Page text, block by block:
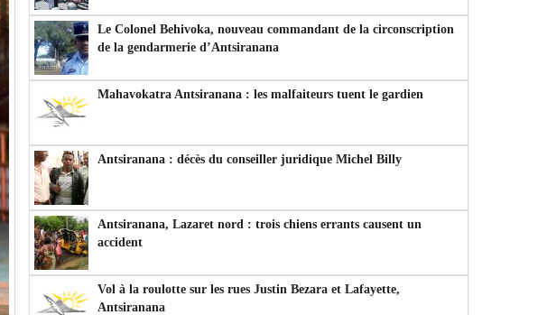
Le Colonel Behivoka, nouveau commandant de la circonscription
de la gendarmerie d’Antsiranana
Mahavokatra Antsiranana : les malfaiteurs tuent le gardien
Antsiranana : décès du conseiller juridique Michel Billy
Antsiranana, Lazaret nord : trois chiens errants causent un
accident
Vol à la roulotte sur les rues Justin Bezara et Lafayette,
Antsiranana